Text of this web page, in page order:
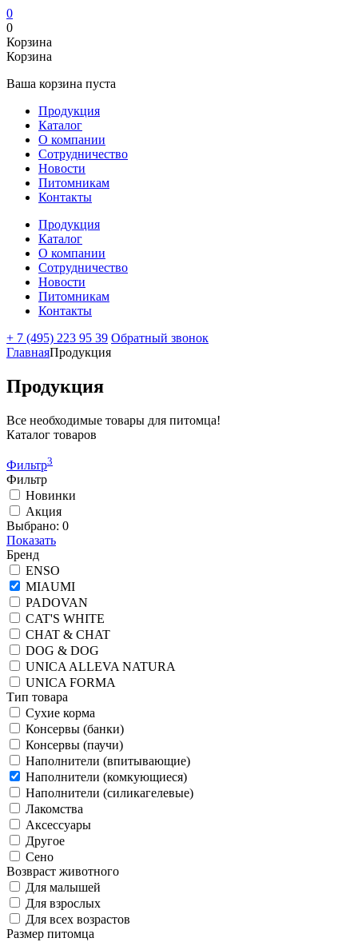
0
0
Корзина
Корзина
Ваша корзина пуста
Продукция
Каталог
О компании
Сотрудничество
Новости
Питомникам
Контакты
Продукция
Каталог
О компании
Сотрудничество
Новости
Питомникам
Контакты
+ 7 (495) 223 95 39 Обратный звонок
ГлавнаяПродукция
Продукция
Все необходимые товары для питомца!
Каталог товаров
Фильтр3
Фильтр
Новинки
Акция
Выбрано: 0
Показать
Бренд
ENSO
MIAUMI
PADOVAN
CAT'S WHITE
CHAT & CHAT
DOG & DOG
UNICA ALLEVA NATURA
UNICA FORMA
Тип товара
Сухие корма
Консервы (банки)
Консервы (паучи)
Наполнители (впитывающие)
Наполнители (комкующиеся)
Наполнители (силикагелевые)
Лакомства
Аксессуары
Другое
Сено
Возвраст животного
Для малышей
Для взрослых
Для всех возрастов
Размер питомца